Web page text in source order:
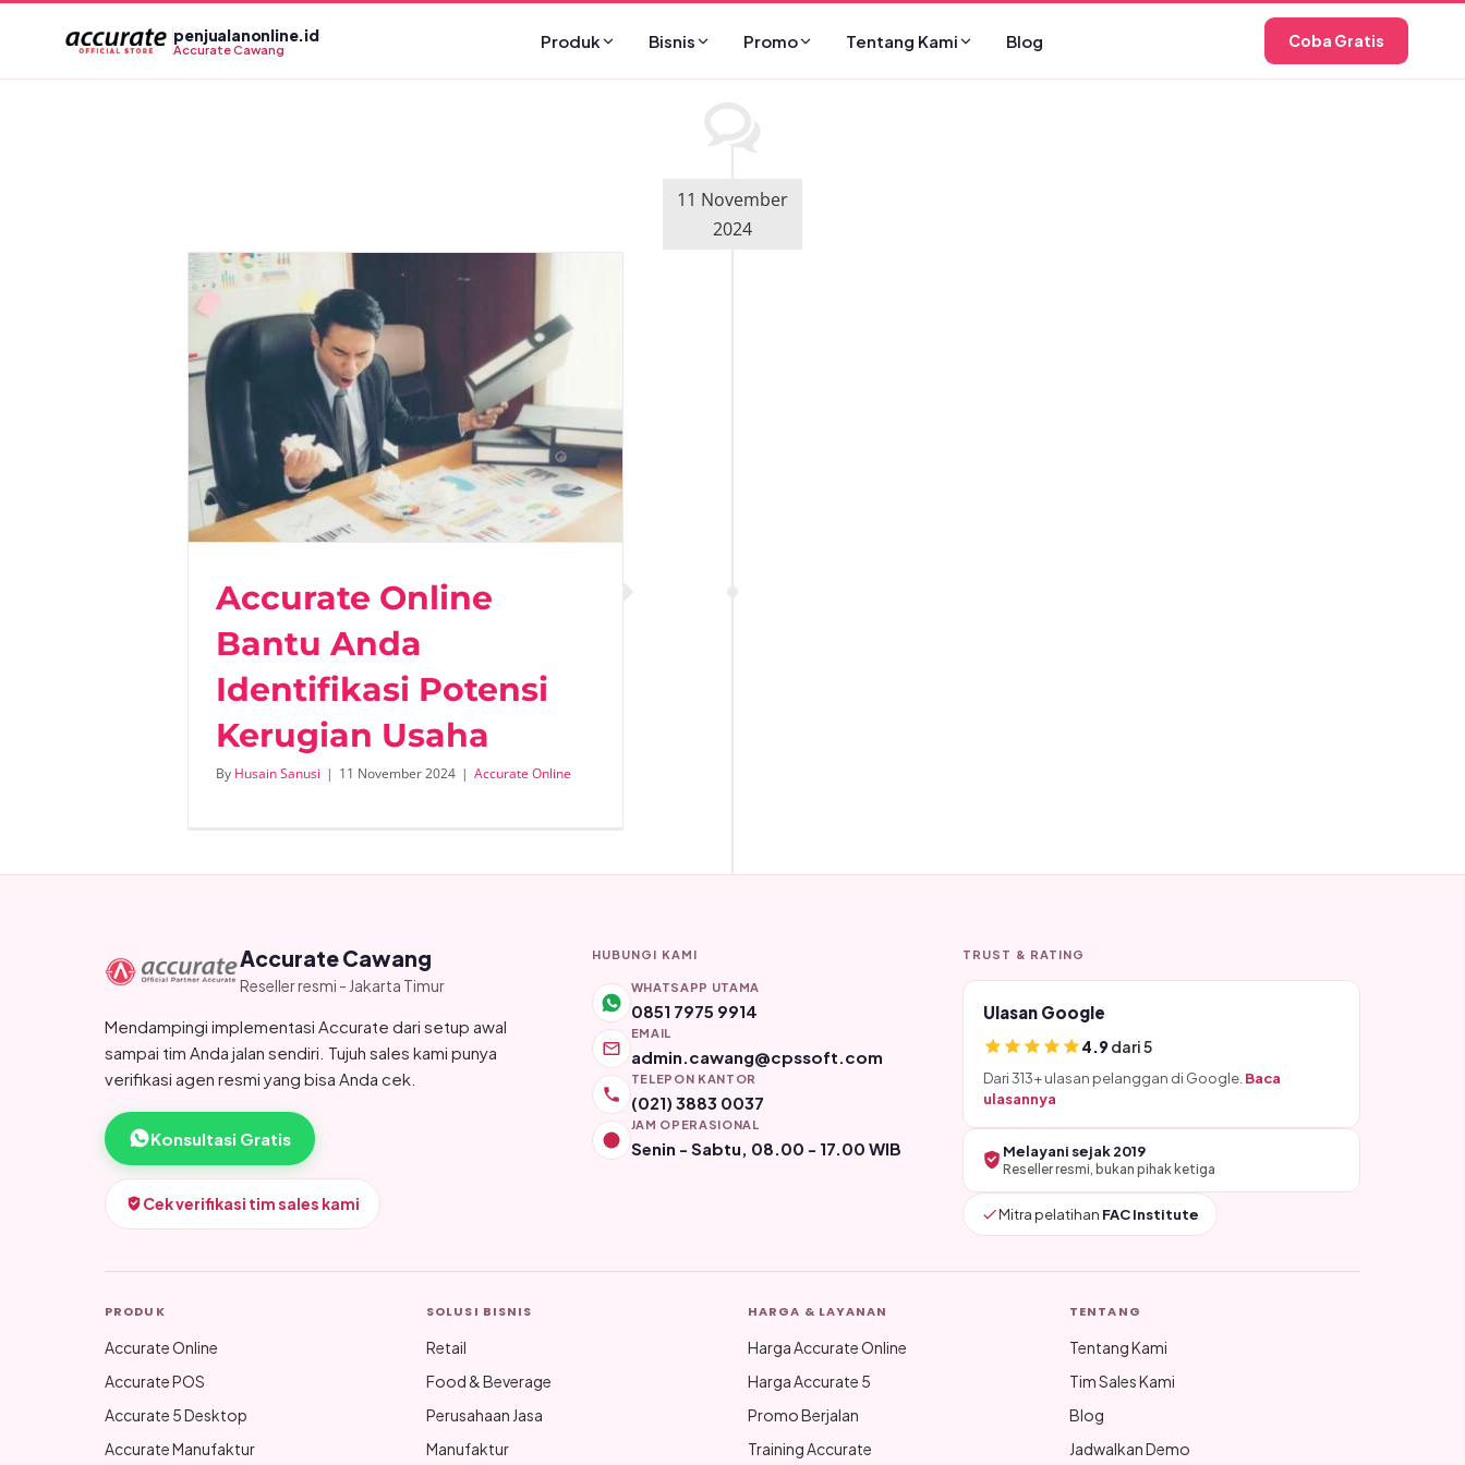
penjualanonline.id
Accurate Cawang Produk Bisnis Promo Tentang Kami Blog Coba Gratis
11 November
2024
Accurate Online
Bantu Anda
Identifikasi Potensi
Kerugian Usaha
By Husain Sanusi | 11 November 2024 | Accurate Online
Accurate Cawang
Reseller resmi - Jakarta Timur
Mendampingi implementasi Accurate dari setup awal
sampai tim Anda jalan sendiri. Tujuh sales kami punya
verifikasi agen resmi yang bisa Anda cek.
Konsultasi Gratis
Cek verifikasi tim sales kami
HUBUNGI KAMI
WHATSAPP UTAMA
0851 7975 9914
EMAIL
admin.cawang@cpssoft.com
TELEPON KANTOR
(021) 3883 0037
JAM OPERASIONAL
Senin - Sabtu, 08.00 - 17.00 WIB
TRUST & RATING
Ulasan Google
4.9dari 5
Dari 313+ ulasan pelanggan di Google. Baca
ulasannya
Melayani sejak 2019
Reseller resmi, bukan pihak ketiga
Mitra pelatihan FAC Institute
PRODUK
Accurate Online
Accurate POS
Accurate 5 Desktop
Accurate Manufaktur
SOLUSI BISNIS
Retail
Food & Beverage
Perusahaan Jasa
Manufaktur
HARGA & LAYANAN
Harga Accurate Online
Harga Accurate 5
Promo Berjalan
Training Accurate
TENTANG
Tentang Kami
Tim Sales Kami
Blog
Jadwalkan Demo